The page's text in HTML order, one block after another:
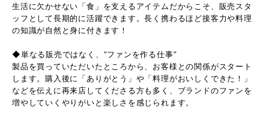
生活に欠かせない「食」を支えるアイテムだからこそ、販売スタ
ッフとして長期的に活躍できます。長く携わるほど接客力や料理
の知識が自然と身に付きます！
◆単なる販売ではなく、”ファンを作る仕事”
製品を買っていただいたところから、お客様との関係がスタート
します。購入後に「ありがとう」や「料理がおいしくできた！」
などを伝えに再来店してくださる方も多く、ブランドのファンを
増やしていくやりがいと楽しさを感じられます。